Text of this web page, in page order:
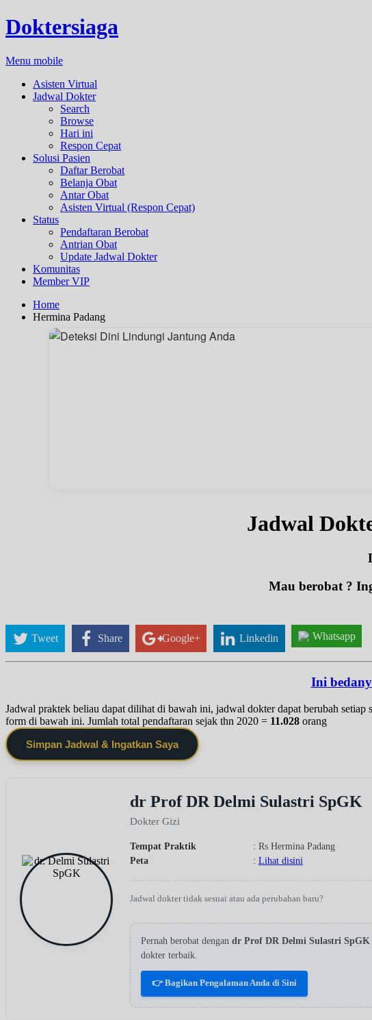
Doktersiaga
Menu mobile
Asisten Virtual
Jadwal Dokter
Search
Browse
Hari ini
Respon Cepat
Solusi Pasien
Daftar Berobat
Belanja Obat
Antar Obat
Asisten Virtual (Respon Cepat)
Status
Pendaftaran Berobat
Antrian Obat
Update Jadwal Dokter
Komunitas
Member VIP
Home
Hermina Padang
Jadwal
Mau berobat ?
Tweet Share Google+ Linkedin Whatsapp
Ini
Jadwal praktek beliau dapat dilihat di bawah ini, jadwal dokter dapat berubah
form di bawah ini. Jumlah total pendaftaran sejak thn 2020 = 11.028 orang
Simpan Jadwal & Ingatkan Saya
dr Prof DR Delmi Sulastri SpGK
Dokter Gizi
Tempat Praktik
: Rs Hermina Padang
Peta
: Lihat disini
Jadwal dokter tidak sesuai atau ada perubahan baru?
Pernah berobat dengan dr Prof DR Delmi Sulastri SpGK
dokter terbaik.
👉 Bagikan Pengalaman Anda di Sini